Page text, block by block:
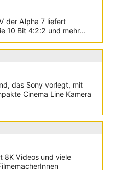
der Alpha 7 liefert
10 Bit 4:2:2 und mehr...
das Sony vorlegt, mit
Cinema Line Kamera
8K Videos und viele